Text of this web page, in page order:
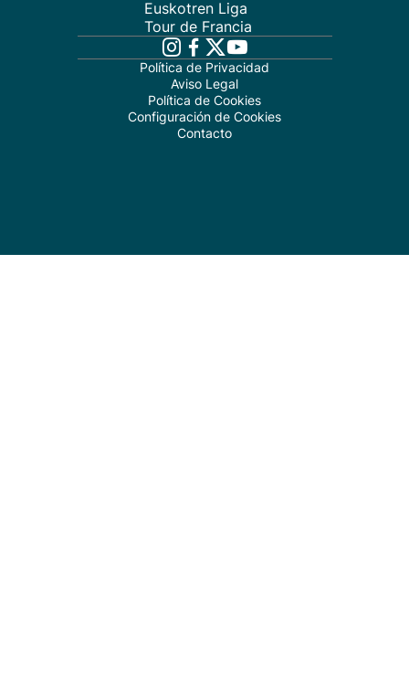
Euskotren Liga
Tour de Francia
Política de Privacidad
Aviso Legal
Política de Cookies
Configuración de Cookies
Contacto